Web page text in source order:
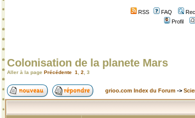
RSS FAQ
Profil
Colonisation de la planete Mars
Aller à la page Précédente 1 2 3
grioo.com Index du Forum ->